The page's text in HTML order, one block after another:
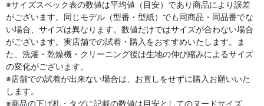
※サイズスペック表の数値は平均値（目安）であり商品により誤差
がございます。同じモデル（型番・型紙）でも同商品・同品番でな
い場合、サイズは異なります。数値だけではサイズが合わない場合
がございます。実店舗での試着・購入をおすすめいたします。ま
た、洗濯・乾燥機・クリーニング後は生地の伸び縮みによるサイズ
の変化がございます。
※店舗での試着が出来ない場合は、お直しをせずに購入お願いいた
します。
※商品の下げ札・タグに記載の数値は目安としてのヌードサイズ